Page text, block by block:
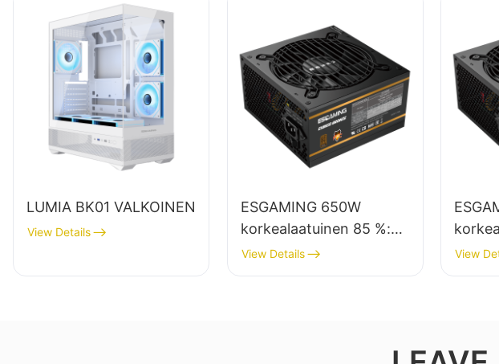
LUMIA BK01 VALKOINEN
View Details
ESGAMING 650W
korkealaatuinen 85 %:n
hyötysuhteella
varustettu
View Details View